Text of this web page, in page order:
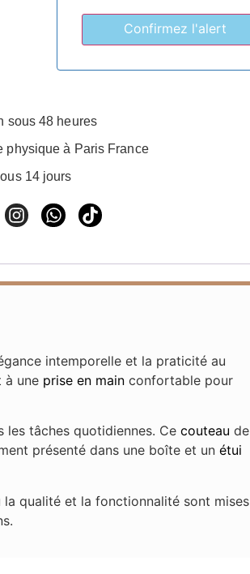
sous 48 heures
physique à Paris France
14 jours
intemporelle et la praticité au
à une prise en main confortable pour
les tâches quotidiennes. Cecouteau de
présenté dans une boîte et unétui
qualité et la fonctionnalité sont mises